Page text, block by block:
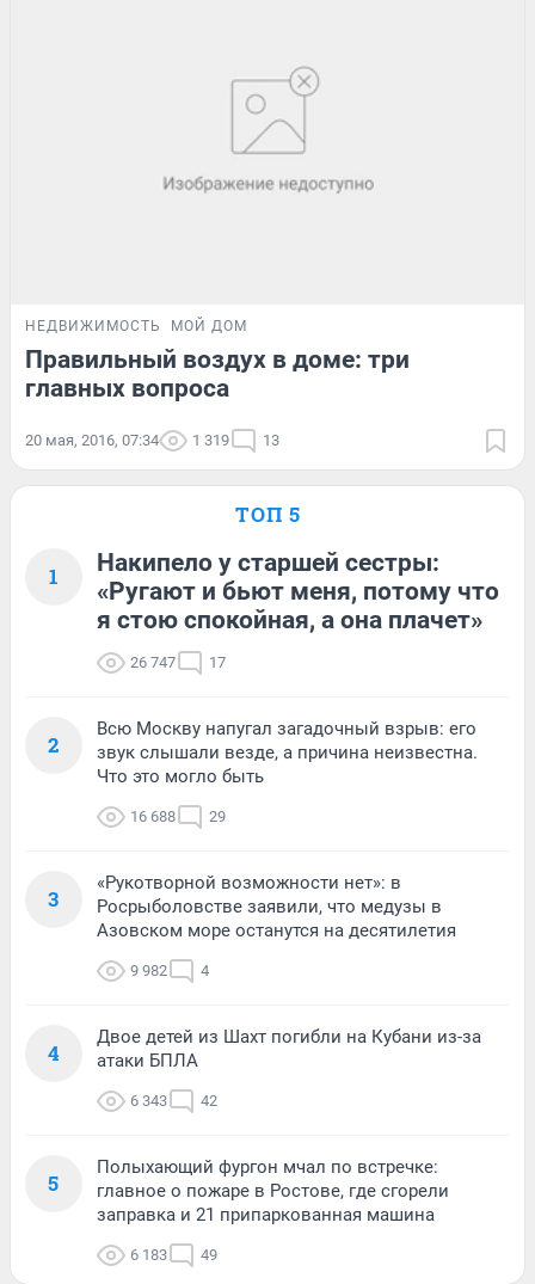
НЕДВИЖИМОСТЬ МОЙ ДОМ
Правильный воздух в доме: три
главных вопроса
20 мая, 2016, 07:34 1 319 13
ТОП 5
1
Накипело у старшей сестры:
«Ругают и бьют меня, потому что
я стою спокойная, а она плачет»
26 747 17
2
Всю Москву напугал загадочный взрыв: его
звук слышали везде, а причина неизвестна.
Что это могло быть
16 688 29
3
«Рукотворной возможности нет»: в
Росрыболовстве заявили, что медузы в
Азовском море останутся на десятилетия
9 982 4
4
Двое детей из Шахт погибли на Кубани из-за
атаки БПЛА
6 343 42
5
Полыхающий фургон мчал по встречке:
главное о пожаре в Ростове, где сгорели
заправка и 21 припаркованная машина
6 183 49